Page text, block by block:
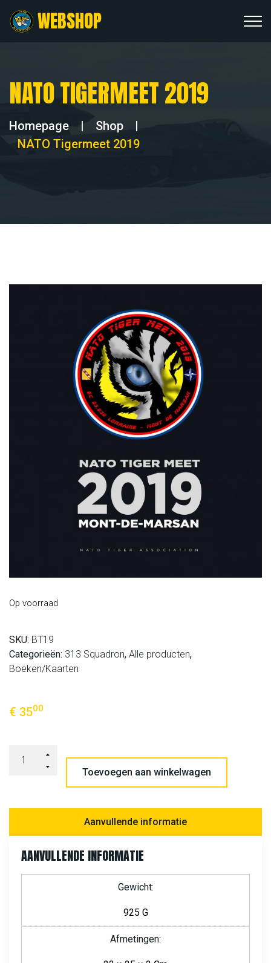
WEBSHOP
NATO TIGERMEET 2019
Homepage | Shop
|
NATO Tigermeet 2019
€ 3500
Op voorraad
Toevoegen aan winkelwagen
SKU: BT19
Categorieën: 313 Squadron, Alle producten,
Boeken/Kaarten
Aanvullende informatie
AANVULLENDE INFORMATIE
Gewicht
925 G
Afmetingen